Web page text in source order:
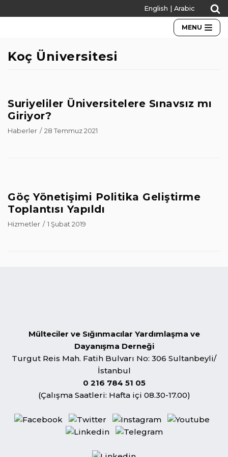
English Arabic
MENU
Koç Üniversitesi
Suriyeliler Üniversitelere Sınavsız mı
Giriyor?
Haberler 28 Temmuz 2021
Göç Yönetişimi Politika Geliştirme
Toplantısı Yapıldı
Hizmetler 1 Şubat 2019
Mülteciler ve Sığınmacılar Yardımlaşma ve
Dayanışma Derneği
Turgut Reis Mah. Fatih Bulvarı No: 306 Sultanbeyli/
İstanbul
0 216 784 51 05
(Çalışma Saatleri: Hafta içi 08.30-17.00)